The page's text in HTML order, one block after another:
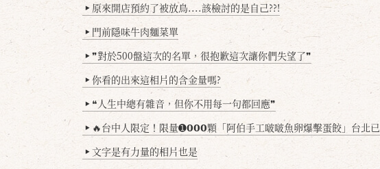
▶ 原來開店預約了被放鳥....該檢討的是自己??!
▶ 門前隱味牛肉麵菜單
▶ ❞對於500盤這次的名單，很抱歉這次讓你們失望了❞
▶ 你看的出來這相片的含金量嗎?
▶ ❝人生中總有雜音，但你不用每一句都回應❞
▶ 🔥台中人限定！限量➊𝟬𝟬𝟬顆「阿伯手工啵啵魚卵爆擊蛋餃」台北已被搶爆2萬顆，最後名額門前隱味只留給你！🥟💥
▶ 文字是有力量的相片也是